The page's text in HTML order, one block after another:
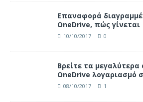
Επαναφορά
OneDrive, πώς γίνεται
10/10/2017 0
Βρείτε τα μεγαλύτερα
OneDrive λογαριασμό
08/10/2017 1